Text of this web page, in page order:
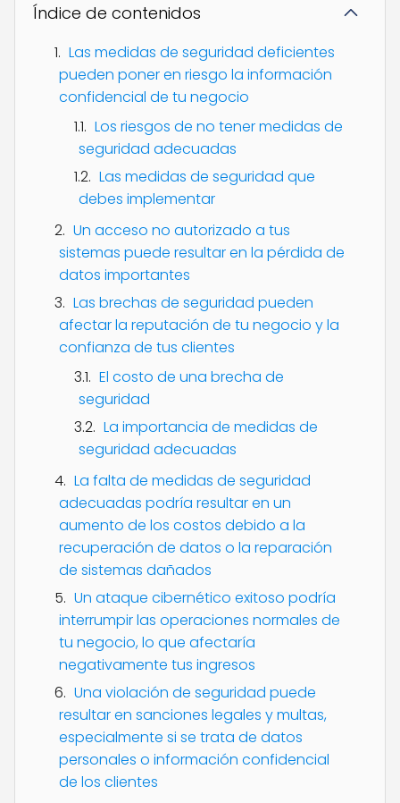
Índice de contenidos
Las medidas de seguridad deficientes
pueden poner en riesgo la información
confidencial de tu negocio
Los riesgos de no tener medidas de
seguridad adecuadas
Las medidas de seguridad que
debes implementar
Un acceso no autorizado a tus
sistemas puede resultar en la pérdida de
datos importantes
Las brechas de seguridad pueden
afectar la reputación de tu negocio y la
confianza de tus clientes
El costo de una brecha de
seguridad
La importancia de medidas de
seguridad adecuadas
La falta de medidas de seguridad
adecuadas podría resultar en un
aumento de los costos debido a la
recuperación de datos o la reparación
de sistemas dañados
Un ataque cibernético exitoso podría
interrumpir las operaciones normales de
tu negocio, lo que afectaría
negativamente tus ingresos
Una violación de seguridad puede
resultar en sanciones legales y multas,
especialmente si se trata de datos
personales o información confidencial
de los clientes